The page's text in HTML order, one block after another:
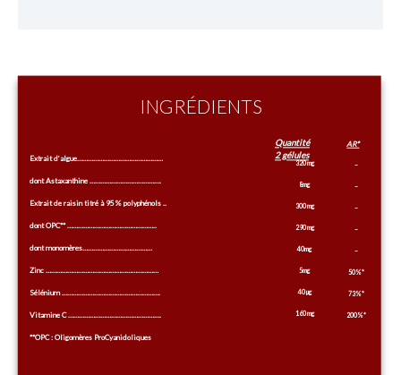
–
–
–
–
–
50%*
73%*
200%*
AR*
320 mg
8mg
300 mg
290 mg
40mg
5mg
40 µg
160 mg
Extrait d’algue…………………………………………
dont Astaxanthine ………………………………….
Extrait de raisin titré à 95% polyphénols ..
dont OPC** …………………………………………..
dont monomères…………………………………
Zinc ………………………………………………………
Sélénium ……………………………………………….
Vitamine C …………………………………………….
**OPC : Oligomères ProCyanidoliques
Quantité
2 gélules
INGRÉDIENTS